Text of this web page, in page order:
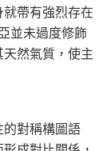
帶有強烈存在
並未過度修飾
然氣質，使主
對稱構圖語